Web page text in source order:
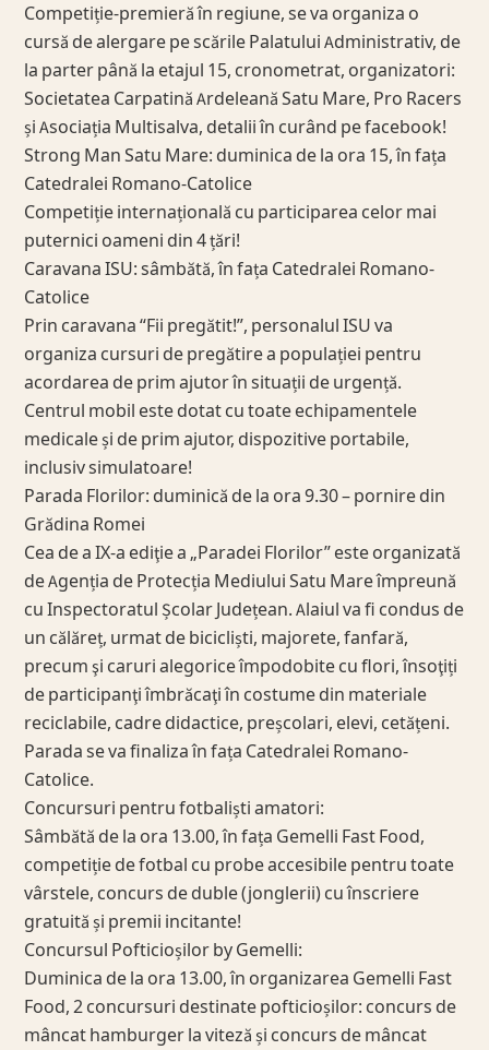
Competiție-premieră în regiune, se va organiza o
cursă de alergare pe scările Palatului Administrativ, de
la parter până la etajul 15, cronometrat, organizatori:
Societatea Carpatină Ardeleană Satu Mare, Pro Racers
și Asociația Multisalva, detalii în curând pe facebook!
Strong Man Satu Mare: duminica de la ora 15, în fața
Catedralei Romano-Catolice
Competiție internațională cu participarea celor mai
puternici oameni din 4 țări!
Caravana ISU: sâmbătă, în fața Catedralei Romano-
Catolice
Prin caravana “Fii pregătit!”, personalul ISU va
organiza cursuri de pregătire a populației pentru
acordarea de prim ajutor în situații de urgență.
Centrul mobil este dotat cu toate echipamentele
medicale și de prim ajutor, dispozitive portabile,
inclusiv simulatoare!
Parada Florilor: duminică de la ora 9.30 – pornire din
Grădina Romei
Cea de a IX-a ediţie a „Paradei Florilor” este organizată
de Agenția de Protecția Mediului Satu Mare împreună
cu Inspectoratul Școlar Județean. Alaiul va fi condus de
un călăreț, urmat de bicicliști, majorete, fanfară,
precum şi caruri alegorice împodobite cu flori, însoţiți
de participanţi îmbrăcaţi în costume din materiale
reciclabile, cadre didactice, preșcolari, elevi, cetățeni.
Parada se va finaliza în fața Catedralei Romano-
Catolice.
Concursuri pentru fotbaliști amatori:
Sâmbătă de la ora 13.00, în fața Gemelli Fast Food,
competiție de fotbal cu probe accesibile pentru toate
vârstele, concurs de duble (jonglerii) cu înscriere
gratuită și premii incitante!
Concursul Pofticioșilor by Gemelli:
Duminica de la ora 13.00, în organizarea Gemelli Fast
Food, 2 concursuri destinate pofticioșilor: concurs de
mâncat hamburger la viteză și concurs de mâncat